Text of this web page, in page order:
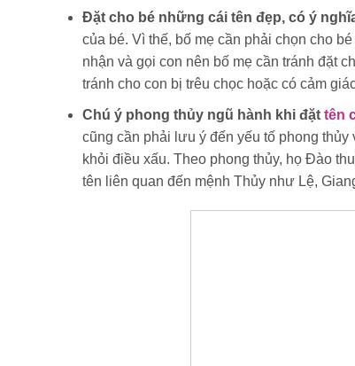
Đặt cho bé những cái tên đẹp, có ý
của bé. Vì thế, bố mẹ cần phải chọn cho
nhận và gọi con nên bố mẹ cần tránh đặt
tránh cho con bị trêu chọc hoặc có cảm
Chú ý phong thủy ngũ hành khi đặt tên
cũng cần phải lưu ý đến yếu tố phong
khỏi điều xấu. Theo phong thủy, họ Đào
tên liên quan đến mệnh Thủy như Lệ,